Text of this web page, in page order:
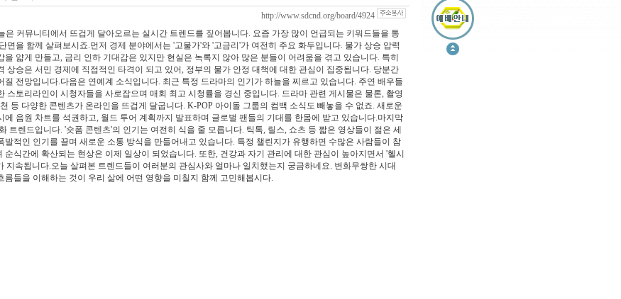
http://www.sdcnd.org/board/4924
은 커뮤니티에서 뜨겁게 달아오르는 실시간 트렌드를 짚어봅니다. 요즘 가장 많이 언급되는 키워드들을 통
면을 함께 살펴보시죠.먼저 경제 분야에서는 '고물가'와 '고금리'가 여전히 주요 화두입니다. 물가 상승 압력
을 얇게 만들고, 금리 인하 기대감은 있지만 현실은 녹록지 않아 많은 분들이 어려움을 겪고 있습니다. 특히
상승은 서민 경제에 직접적인 타격이 되고 있어, 정부의 물가 안정 대책에 대한 관심이 집중됩니다. 당분간
질 전망입니다.다음은 연예계 소식입니다. 최근 특정 드라마의 인기가 하늘을 찌르고 있습니다. 주연 배우들
스토리라인이 시청자들을 사로잡으며 매회 최고 시청률을 경신 중입니다. 드라마 관련 게시물은 물론, 촬영
등 다양한 콘텐츠가 온라인을 뜨겁게 달굽니다. K-POP 아이돌 그룹의 컴백 소식도 빼놓을 수 없죠. 새로운
에 음원 차트를 석권하고, 월드 투어 계획까지 발표하며 글로벌 팬들의 기대를 한몸에 받고 있습니다.마지막
트렌드입니다. '숏폼 콘텐츠'의 인기는 여전히 식을 줄 모릅니다. 틱톡, 릴스, 쇼츠 등 짧은 영상들이 젊은 세
발적인 인기를 끌며 새로운 소통 방식을 만들어내고 있습니다. 특정 챌린지가 유행하면 수많은 사람들이 참
순식간에 확산되는 현상은 이제 일상이 되었습니다. 또한, 건강과 자기 관리에 대한 관심이 높아지면서 '헬시
지속됩니다.오늘 살펴본 트렌드들이 여러분의 관심사와 얼마나 일치했는지 궁금하네요. 변화무쌍한 시대
름들을 이해하는 것이 우리 삶에 어떤 영향을 미칠지 함께 고민해봅시다.